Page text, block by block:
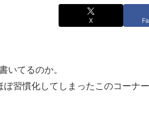
X
いてるのか。
ぼ習慣化してしまったこのコーナ